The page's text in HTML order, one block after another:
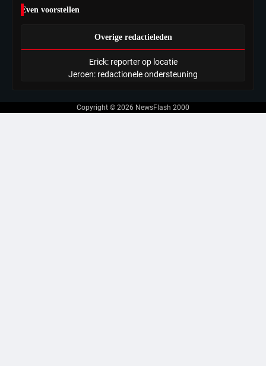
Even voorstellen
Overige redactieleden
Erick: reporter op locatie
Jeroen: redactionele ondersteuning
Copyright © 2026 NewsFlash 2000